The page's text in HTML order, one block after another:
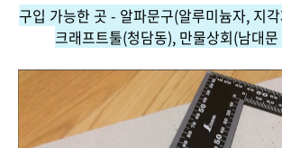
구입 가능한 곳 - 알파문구(알루미늄자, 지
크래프트툴(청담동), 만물상회(남대